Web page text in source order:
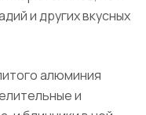
и других вкусных
алюминия
и